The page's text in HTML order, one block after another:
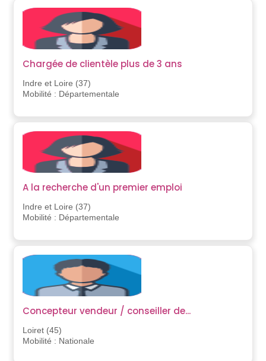
Chargée de clientèle plus de 3 ans
Indre et Loire (37)
Mobilité : Départementale
A la recherche d'un premier emploi
Indre et Loire (37)
Mobilité : Départementale
Concepteur vendeur / conseiller de...
Loiret (45)
Mobilité : Nationale